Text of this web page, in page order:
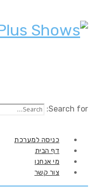
Search for:
כניסה למערכת
דף הבית
מי אנחנו
צור קשר